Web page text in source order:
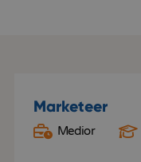
Marketeer
Medior